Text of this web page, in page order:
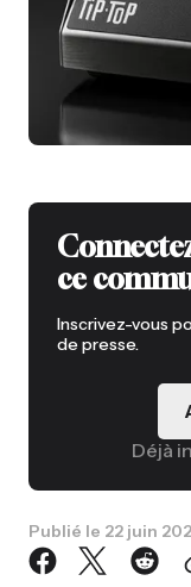
ce
Inscrivez-vous
de presse.
Déjà
Publié le 22 juin